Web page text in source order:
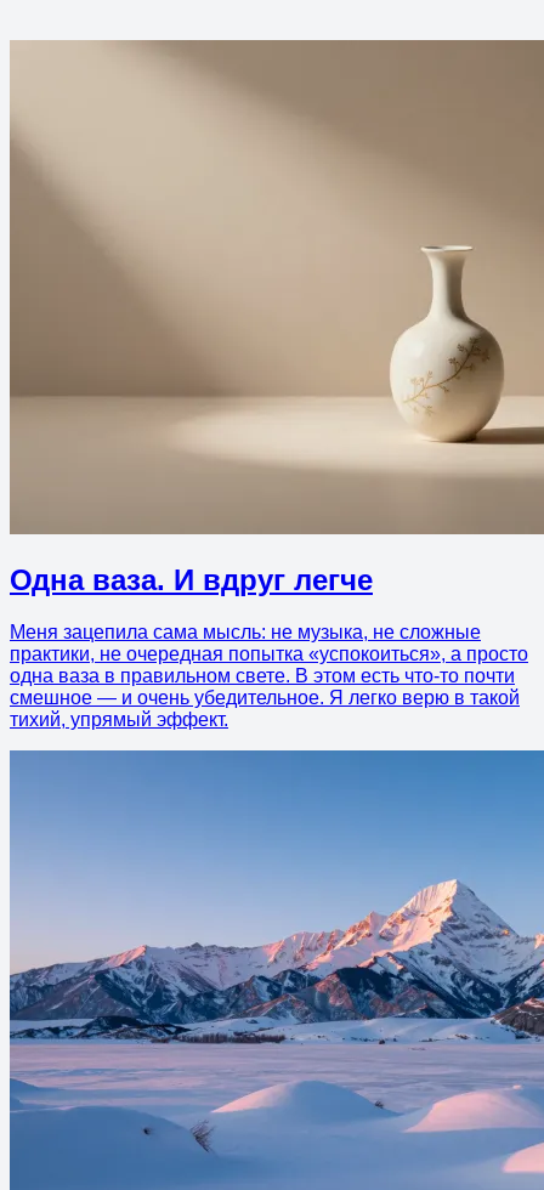
Одна ваза. И вдруг легче
Меня зацепила сама мысль: не музыка, не сложные
практики, не очередная попытка «успокоиться», а просто
одна ваза в правильном свете. В этом есть что-то почти
смешное — и очень убедительное. Я легко верю в такой
тихий, упрямый эффект.